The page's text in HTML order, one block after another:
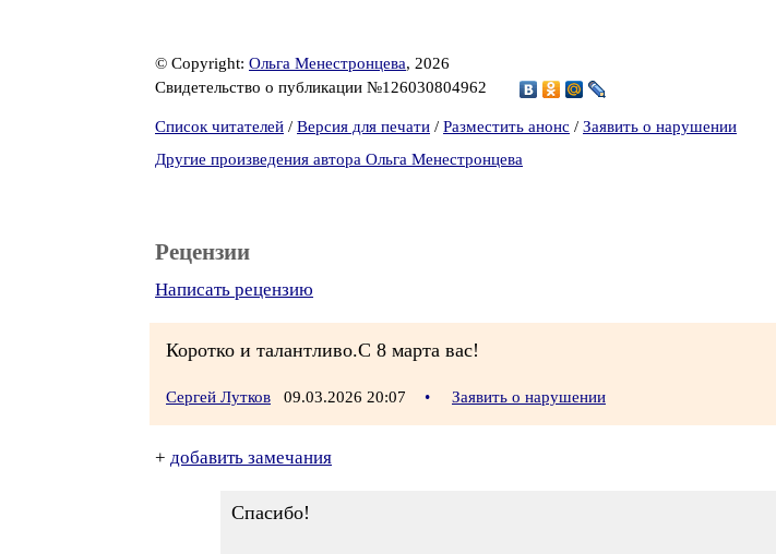
© Copyright: Ольга Менестронцева, 2026
Свидетельство о публикации №126030804962
Список читателей / Версия для печати / Разместить анонс / Заявить о нарушении
Другие произведения автора Ольга Менестронцева
Рецензии
Написать рецензию
Коротко и талантливо.С 8 марта вас!
Сергей Лутков 09.03.2026 20:07 • Заявить о нарушении
+ добавить замечания
Спасибо!